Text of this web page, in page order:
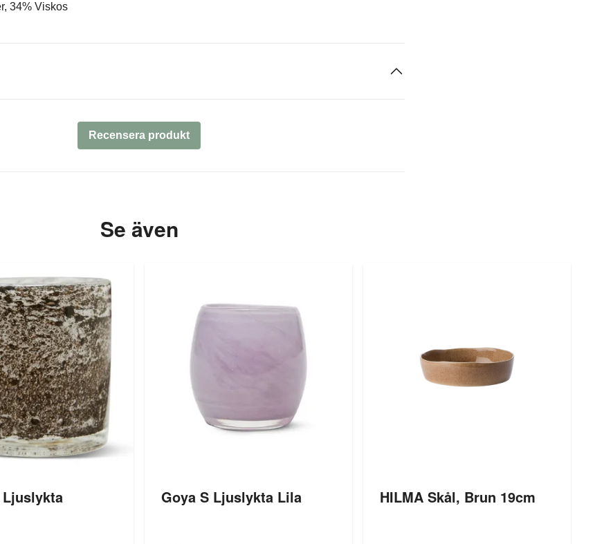
34% Viskos
Recensera produkt
Se även
Goya S Ljuslykta Lila HILMA Skål, Brun 19cm